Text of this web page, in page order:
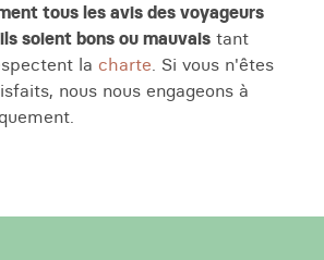
tous les avis des voyageurs
soient bons ou mauvais tant
la charte. Si vous n'êtes
nous nous engageons à